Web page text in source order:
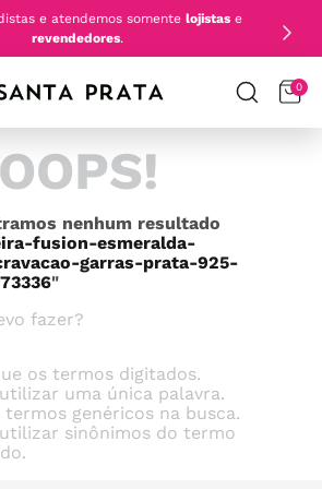
e atendemos somente lojistase
revendedores.
0
OOPS!
nenhum resultado
fusion-esmeralda-
garras-prata-925-
"
fazer?
os termos digitados.
uma única palavra.
termos genéricos na busca.
sinônimos do termo